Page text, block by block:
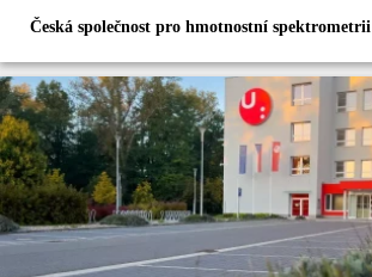
Česká společnost pro hmotnostní spektrometrii